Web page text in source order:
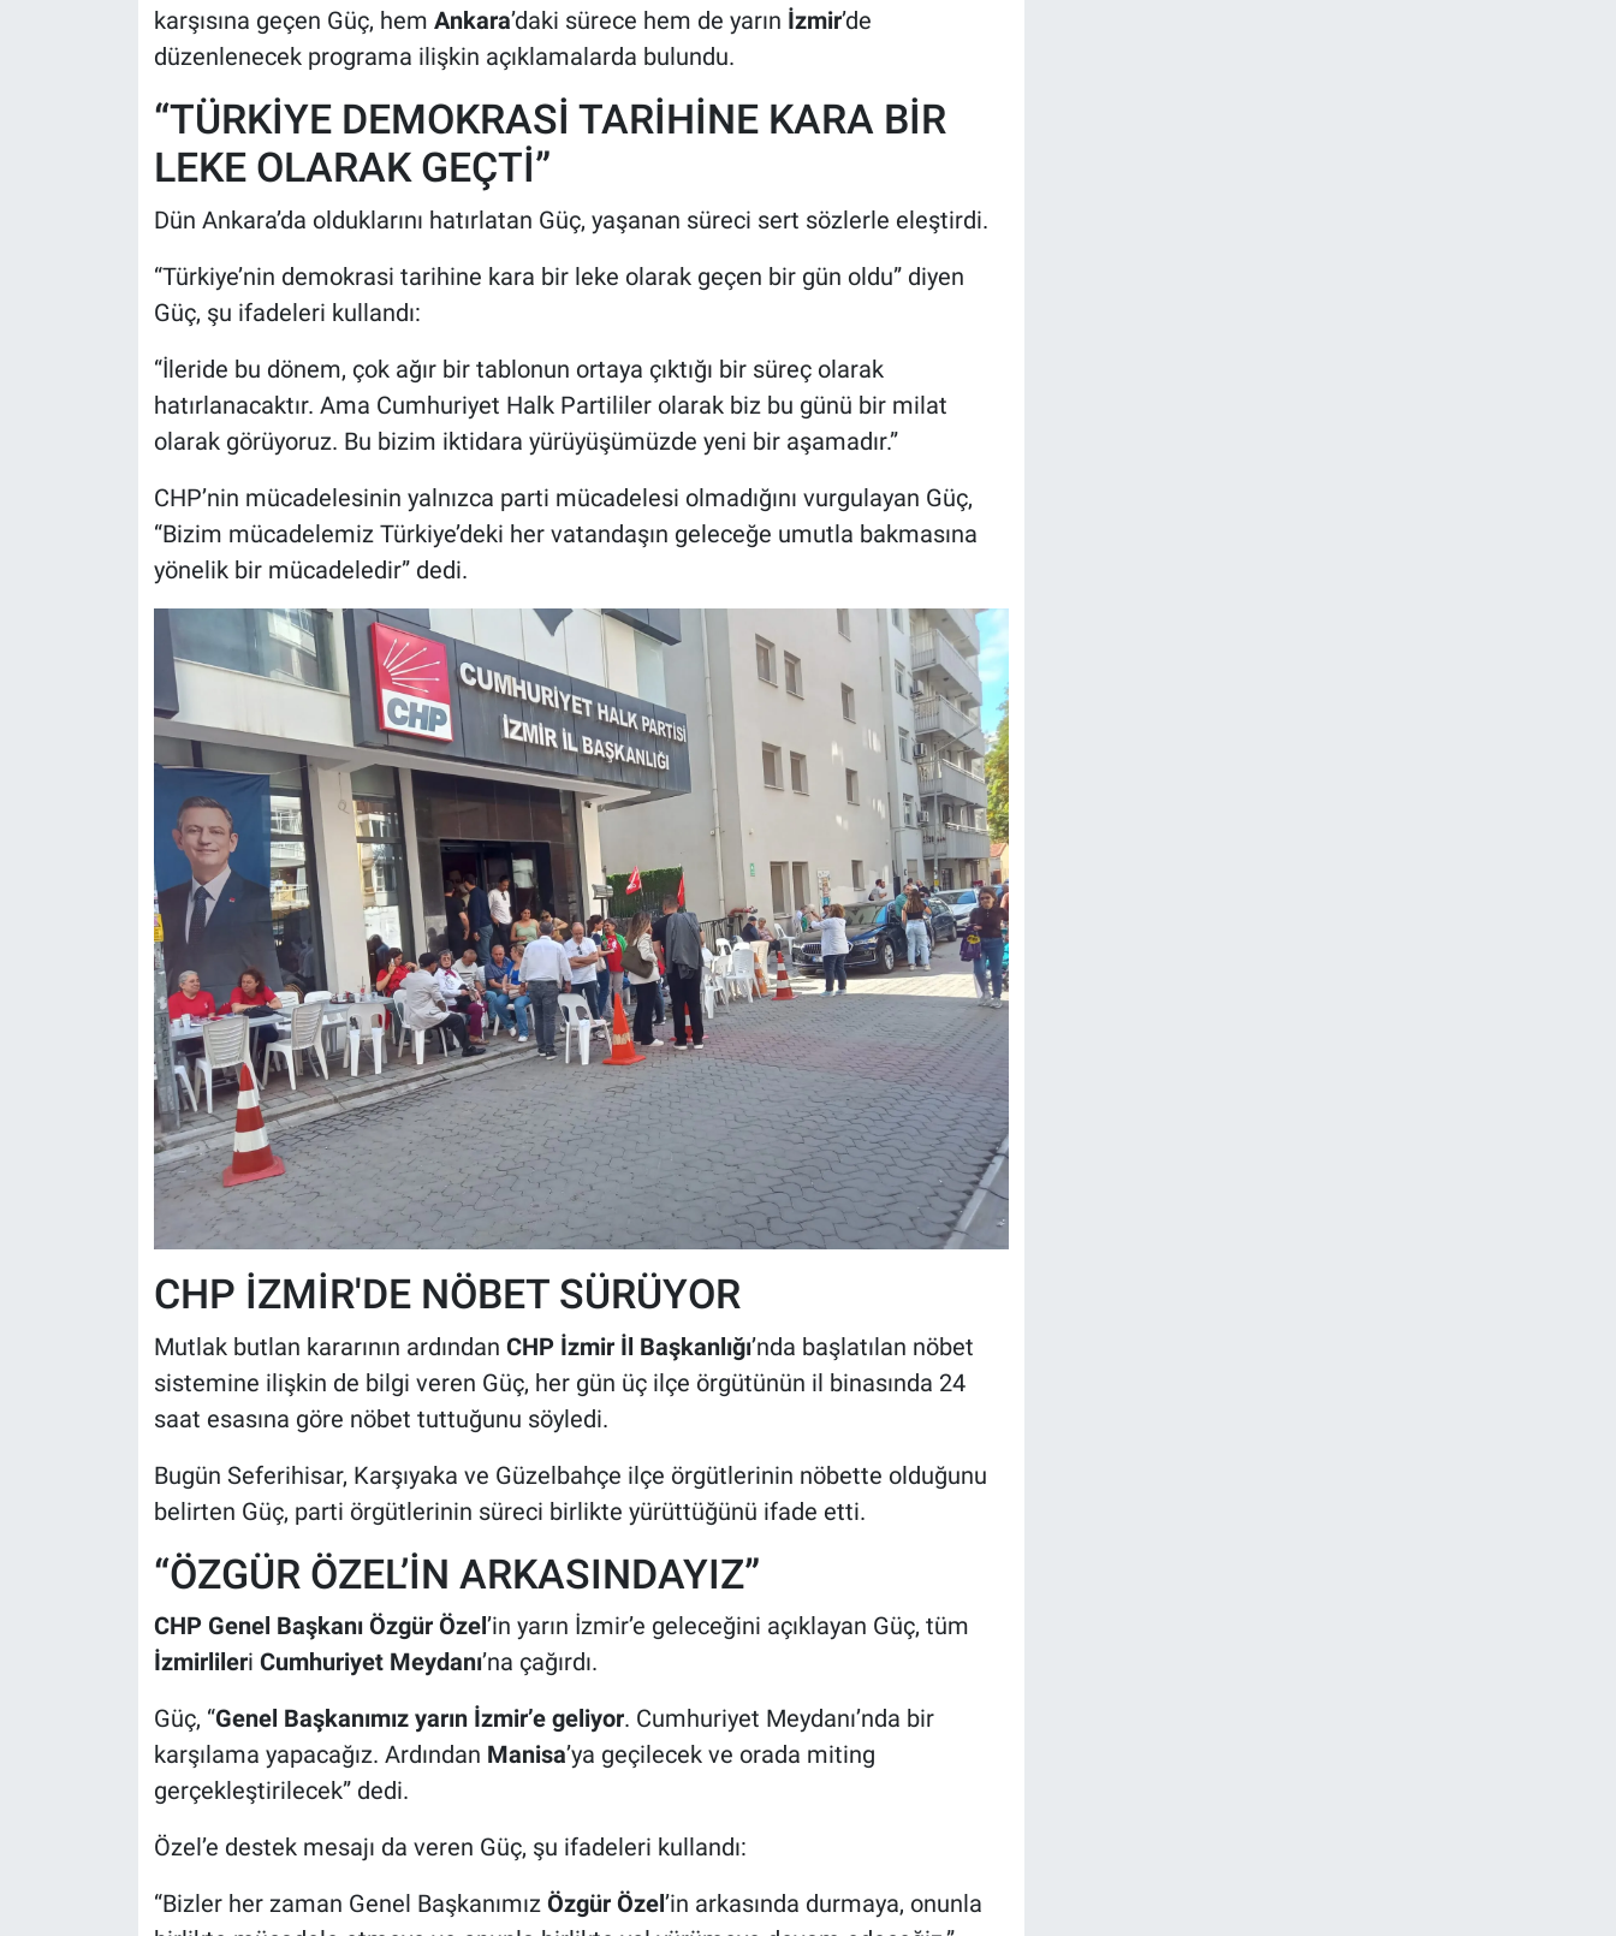
karşısına geçen Güç, hem Ankara’daki sürece hem de yarın İzmir’de
düzenlenecek programa ilişkin açıklamalarda bulundu.
“TÜRKİYE DEMOKRASİ TARİHİNE KARA BİR
LEKE OLARAK GEÇTİ”
Dün Ankara’da olduklarını hatırlatan Güç, yaşanan süreci sert sözlerle eleştirdi.
“Türkiye’nin demokrasi tarihine kara bir leke olarak geçen bir gün oldu” diyen
Güç, şu ifadeleri kullandı:
“İleride bu dönem, çok ağır bir tablonun ortaya çıktığı bir süreç olarak
hatırlanacaktır. Ama Cumhuriyet Halk Partililer olarak biz bu günü bir milat
olarak görüyoruz. Bu bizim iktidara yürüyüşümüzde yeni bir aşamadır.”
CHP’nin mücadelesinin yalnızca parti mücadelesi olmadığını vurgulayan Güç,
“Bizim mücadelemiz Türkiye’deki her vatandaşın geleceğe umutla bakmasına
yönelik bir mücadeledir” dedi.
CHP İZMİR'DE NÖBET SÜRÜYOR
Mutlak butlan kararının ardından CHP İzmir İl Başkanlığı’nda başlatılan nöbet
sistemine ilişkin de bilgi veren Güç, her gün üç ilçe örgütünün il binasında 24
saat esasına göre nöbet tuttuğunu söyledi.
Bugün Seferihisar, Karşıyaka ve Güzelbahçe ilçe örgütlerinin nöbette olduğunu
belirten Güç, parti örgütlerinin süreci birlikte yürüttüğünü ifade etti.
“ÖZGÜR ÖZEL’İN ARKASINDAYIZ”
CHP Genel Başkanı Özgür Özel’in yarın İzmir’e geleceğini açıklayan Güç, tüm
İzmirlileri Cumhuriyet Meydanı’na çağırdı.
Güç, “Genel Başkanımız yarın İzmir’e geliyor. Cumhuriyet Meydanı’nda bir
karşılama yapacağız. Ardından Manisa’ya geçilecek ve orada miting
gerçekleştirilecek” dedi.
Özel’e destek mesajı da veren Güç, şu ifadeleri kullandı:
“Bizler her zaman Genel Başkanımız Özgür Özel’in arkasında durmaya, onunla